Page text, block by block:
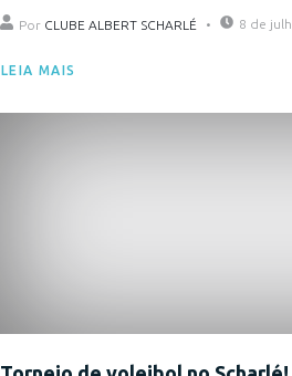
Por CLUBE ALBERT SCHARLÉ 8 de
LEIA MAIS
Eventos